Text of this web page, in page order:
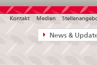
News,
News &
Kontakt Medien